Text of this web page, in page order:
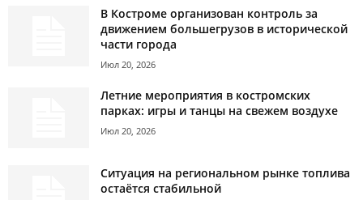
В Костроме организован контроль за
движением большегрузов в исторической
части города
Июл 20, 2026
Летние мероприятия в костромских
парках: игры и танцы на свежем воздухе
Июл 20, 2026
Ситуация на региональном рынке топлива
остаётся стабильной